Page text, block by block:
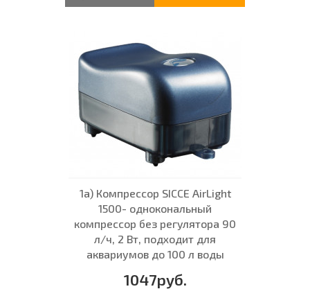
1а) Компрессор SICCE AirLight
1500- однокональный
компрессор без регулятора 90
л/ч, 2 Вт, подходит для
аквариумов до 100 л воды
1047руб.